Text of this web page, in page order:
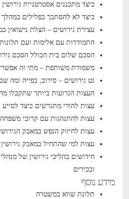
כיצד מתכננים אסטרטגיית גירושין
כיצד לא להסתבך בפלילים במהלך
עצירת גירושים – הצלת נישואין
התמודדות עם אלימות ועם
הסכם שלום בית הכולל הסכם
משמורת משותפת – מתי זה
גט גירושים – סירוב, כפייה ומה
העצות הגרועות ביותר שתקבלו
עצות להורי מתגרשים כיצד לסייע
עצות להתנהגות עם קרובי משפחה
עצות לחיזוק הנפש במאבק הגירושין
עצות למי שהתחיל במאבק גירושין
חידושים בהליכי גירושין של
ובכירים
מידע נוסף
תלונת שווא במשטרה